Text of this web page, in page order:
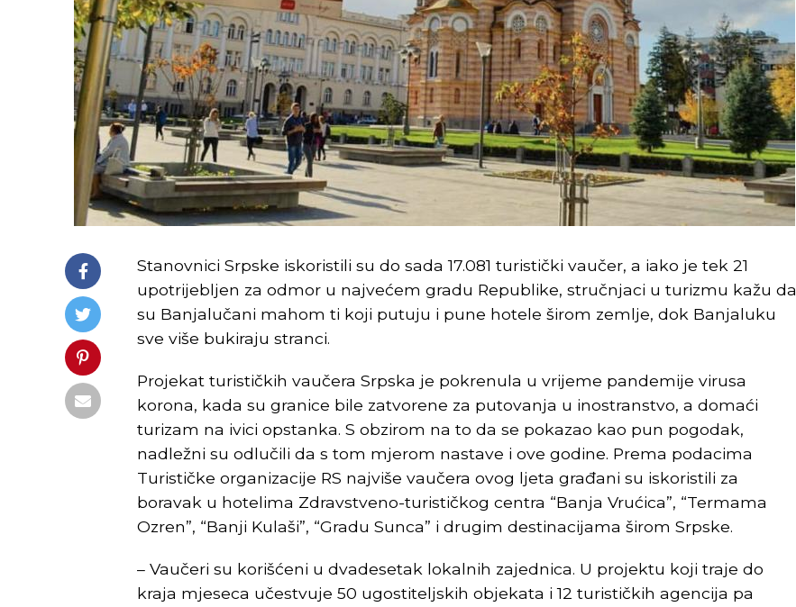
Stanovnici Srpske iskoristili su do sada 17.081 turistički vaučer, a iako je tek 21
upotrijebljen za odmor u najvećem gradu Republike, stručnjaci u turizmu kažu da
su Banjalučani mahom ti koji putuju i pune hotele širom zemlje, dok Banjaluku
sve više bukiraju stranci.
Projekat turističkih vaučera Srpska je pokrenula u vrijeme pandemije virusa
korona, kada su granice bile zatvorene za putovanja u inostranstvo, a domaći
turizam na ivici opstanka. S obzirom na to da se pokazao kao pun pogodak,
nadležni su odlučili da s tom mjerom nastave i ove godine. Prema podacima
Turističke organizacije RS najviše vaučera ovog ljeta građani su iskoristili za
boravak u hotelima Zdravstveno-turističkog centra “Banja Vrućica”, “Termama
Ozren”, “Banji Kulaši”, “Gradu Sunca” i drugim destinacijama širom Srpske.
– Vaučeri su korišćeni u dvadesetak lokalnih zajednica. U projektu koji traje do
kraja mjeseca učestvuje 50 ugostiteljskih objekata i 12 turističkih agencija pa